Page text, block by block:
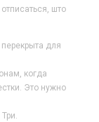
што
для
когда
Это нужно